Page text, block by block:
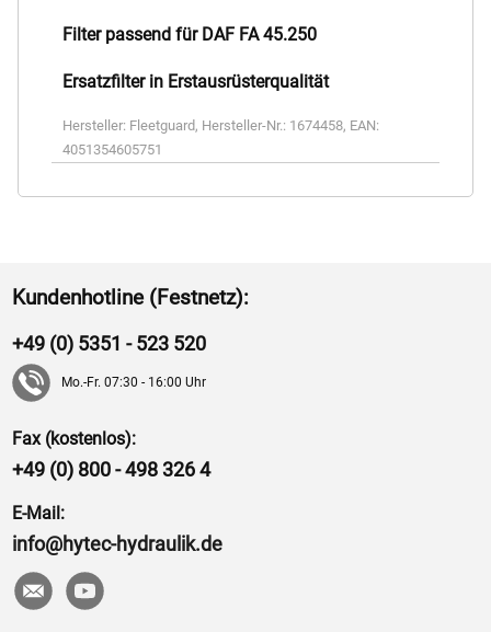
Filter passend für DAF FA 45.250
Ersatzfilter in Erstausrüsterqualität
Hersteller: Fleetguard , Hersteller-Nr.: 1674458, EAN:
4051354605751
Kundenhotline (Festnetz):
+49 (0) 5351 - 523 520
Mo.-Fr. 07:30 - 16:00 Uhr
Fax (kostenlos):
+49 (0) 800 - 498 326 4
E-Mail:
info@hytec-hydraulik.de